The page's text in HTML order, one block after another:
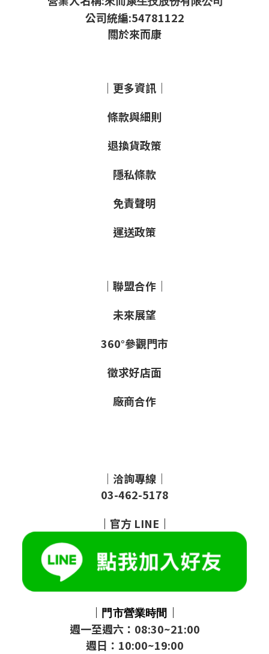
公司統編:54781122
關於來而康
｜更多資訊｜
條款與細則
退換貨政策
隱私條款
免責聲明
運送政策
｜聯盟合作｜
未來展望
360°參觀門市
徵求好店面
廠商合作
｜洽詢專線｜
03-462-5178
｜ 官方 LINE ｜
｜ 門市營業時間 ｜
週一至週六：08:30~21:00
週日：10:00~19:00